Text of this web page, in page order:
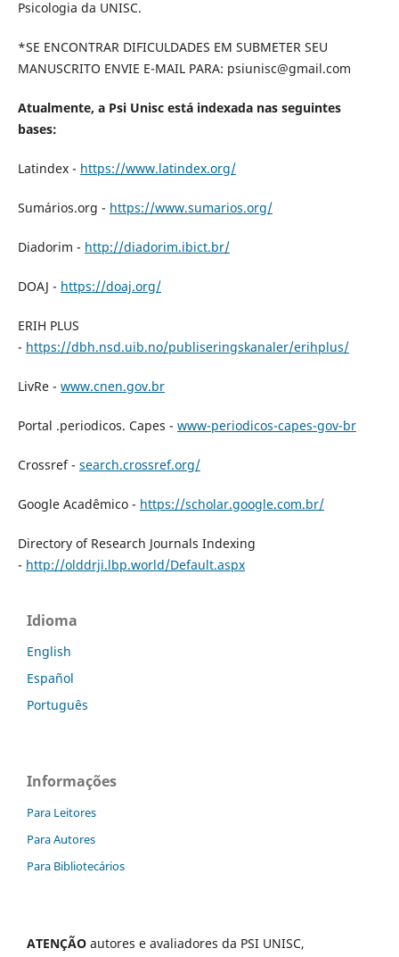
Psicologia da UNISC.
*SE ENCONTRAR DIFICULDADES EM SUBMETER SEU
MANUSCRITO ENVIE E-MAIL PARA: psiunisc@gmail.com
Atualmente, a Psi Unisc está indexada nas seguintes
bases:
Latindex - https://www.latindex.org/
Sumários.org - https://www.sumarios.org/
Diadorim - http://diadorim.ibict.br/
DOAJ - https://doaj.org/
ERIH PLUS
- https://dbh.nsd.uib.no/publiseringskanaler/erihplus/
LivRe - www.cnen.gov.br
Portal .periodicos. Capes - www-periodicos-capes-gov-br
Crossref - search.crossref.org/
Google Acadêmico - https://scholar.google.com.br/
Directory of Research Journals Indexing
- http://olddrji.lbp.world/Default.aspx
Idioma
English
Español
Português
Informações
Para Leitores
Para Autores
Para Bibliotecários
ATENÇÃO autores e avaliadores da PSI UNISC,